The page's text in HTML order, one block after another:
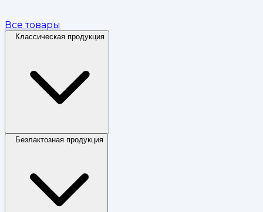
Все товары
Классическая продукция
Безлактозная продукция